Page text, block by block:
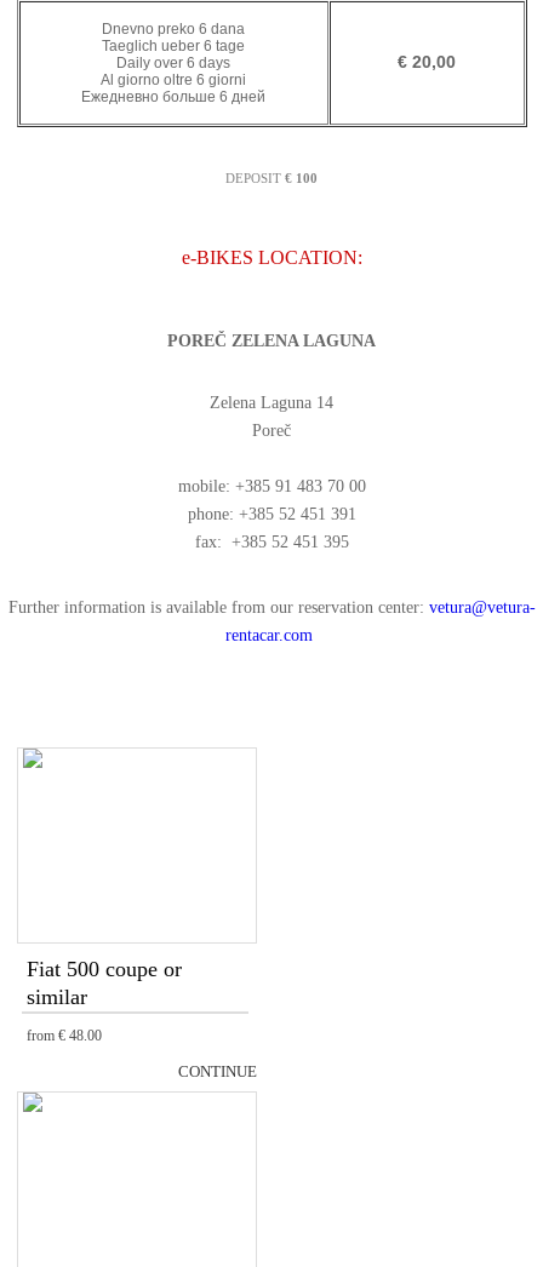
Dnevno preko 6 dana
Taeglich ueber 6 tage
Daily over 6 days
Al giorno oltre 6 giorni
Ежедневно больше 6 дней
€ 20,00
DEPOSIT € 100
e-BIKES LOCATION:
POREČ ZELENA LAGUNA
Zelena Laguna 14
Poreč
mobile: +385 91 483 70 00
phone: +385 52 451 391
fax: +385 52 451 395
Further information is available from our reservation center: vetura@vetura-
rentacar.com
Fiat 500 coupe or
similar
from € 48.00
CONTINUE